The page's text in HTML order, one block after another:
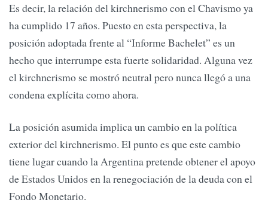
Es decir, la relación del kirchnerismo con el Chavismo ya
ha cumplido 17 años. Puesto en esta perspectiva, la
posición adoptada frente al “Informe Bachelet” es un
hecho que interrumpe esta fuerte solidaridad. Alguna vez
el kirchnerismo se mostró neutral pero nunca llegó a una
condena explícita como ahora.
La posición asumida implica un cambio en la política
exterior del kirchnerismo. El punto es que este cambio
tiene lugar cuando la Argentina pretende obtener el apoyo
de Estados Unidos en la renegociación de la deuda con el
Fondo Monetario.